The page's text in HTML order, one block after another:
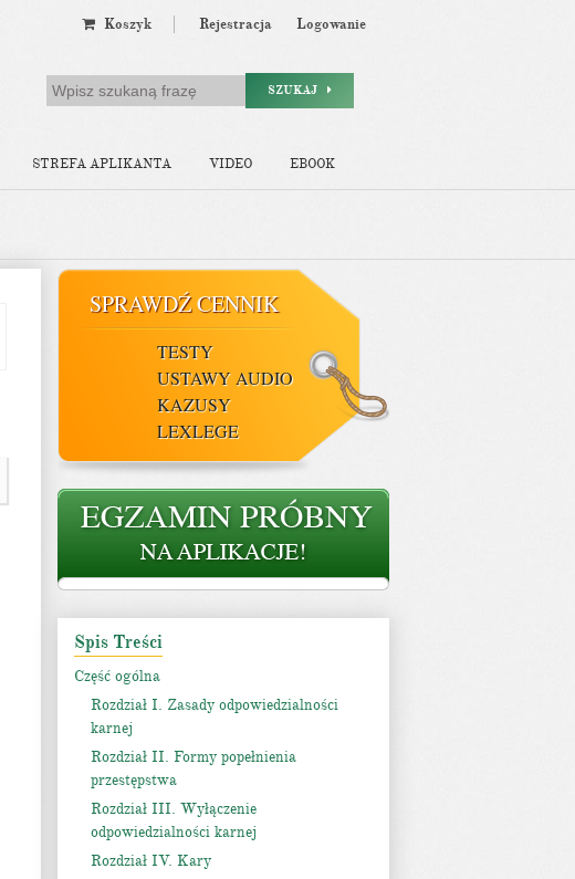
Koszyk Rejestracja Logowanie
SZUKAJ
STREFA APLIKANTA VIDEO EBOOK
SPRAWDŹ CENNIK
TESTY
USTAWY AUDIO
KAZUSY
LEXLEGE
Spis Treści
Część ogólna
Rozdział I. Zasady odpowiedzialności
karnej
Rozdział II. Formy popełnienia
przestępstwa
Rozdział III. Wyłączenie
odpowiedzialności karnej
Rozdział IV. Kary